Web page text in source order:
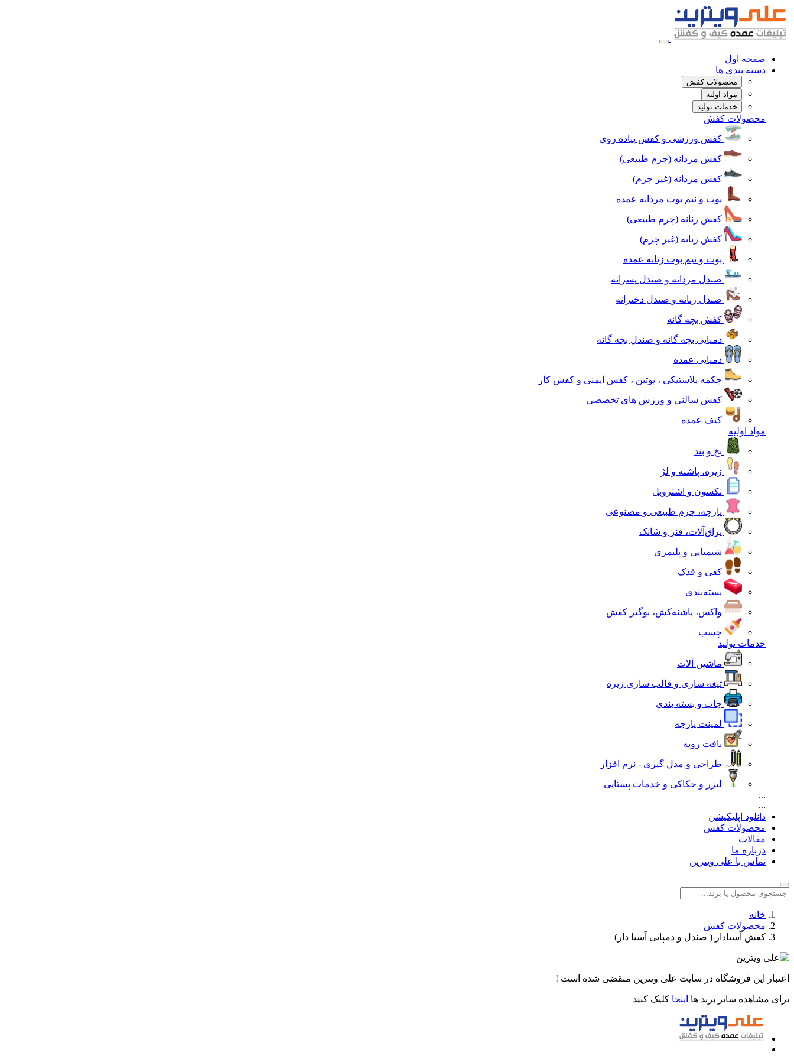
صفحه اول
دسته بندی ها
محصولات کفش
مواد اولیه
خدمات تولید
محصولات کفش
کفش ورزشی و کفش پیاده روی
کفش مردانه (چرم طبیعی)
کفش مردانه (غیر چرم)
بوت و نیم بوت مردانه عمده
کفش زنانه (چرم طبیعی)
کفش زنانه (غیر چرم)
بوت و نیم بوت زنانه عمده
صندل مردانه و صندل پسرانه
صندل زنانه و صندل دخترانه
کفش بچه گانه
دمپایی بچه گانه و صندل بچه گانه
دمپایی عمده
چکمه پلاستیکی ، پوتین ، کفش ایمنی و کفش کار
کفش سالنی و ورزش های تخصصی
کیف عمده
مواد اولیه
نخ و بند
زیره، پاشنه و لژ
تکسون و اشتروبل
پارچه، چرم طبیعی و مصنوعی
یراق‌آلات، فنر و شانک
شیمیایی و پلیمری
کفی و قدک
بسته‌بندی
واکس، پاشنه‌کش، بوگیر کفش
چسب
خدمات تولید
ماشین آلات
تیغه سازی و قالب سازی زیره
چاپ و بسته بندی
لمینت پارچه
بافت رویه
طراحی و مدل گیری - نرم افزار
لیزر و حکاکی و خدمات پستایی
...
...
دانلود اپلیکیشن
محصولات کفش
مقالات
درباره ما
تماس با علی ویترین
خانه
محصولات کفش
کفش آسیادار ( صندل و دمپایی آسیا دار)
اعتبار این فروشگاه در سایت علی ویترین منقضی شده است !
برای مشاهده سایر برند ها اینجا کلیک کنید